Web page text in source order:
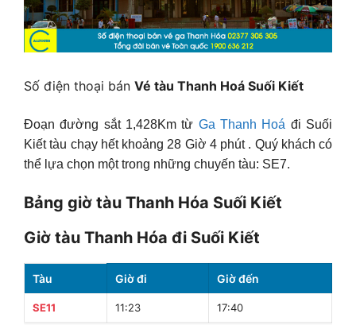
Số điện thoại bán Vé tàu Thanh Hoá Suối Kiết
Đoạn đường sắt 1,428Km từ Ga Thanh Hoá đi Suối
Kiết tàu chạy hết khoảng 28 Giờ 4 phút . Quý khách có
thể lựa chọn một trong những chuyến tàu: SE7.
Bảng giờ tàu Thanh Hóa Suối Kiết
Giờ tàu Thanh Hóa đi Suối Kiết
Tàu Giờ đi Giờ đến
SE11 11:23 17:40